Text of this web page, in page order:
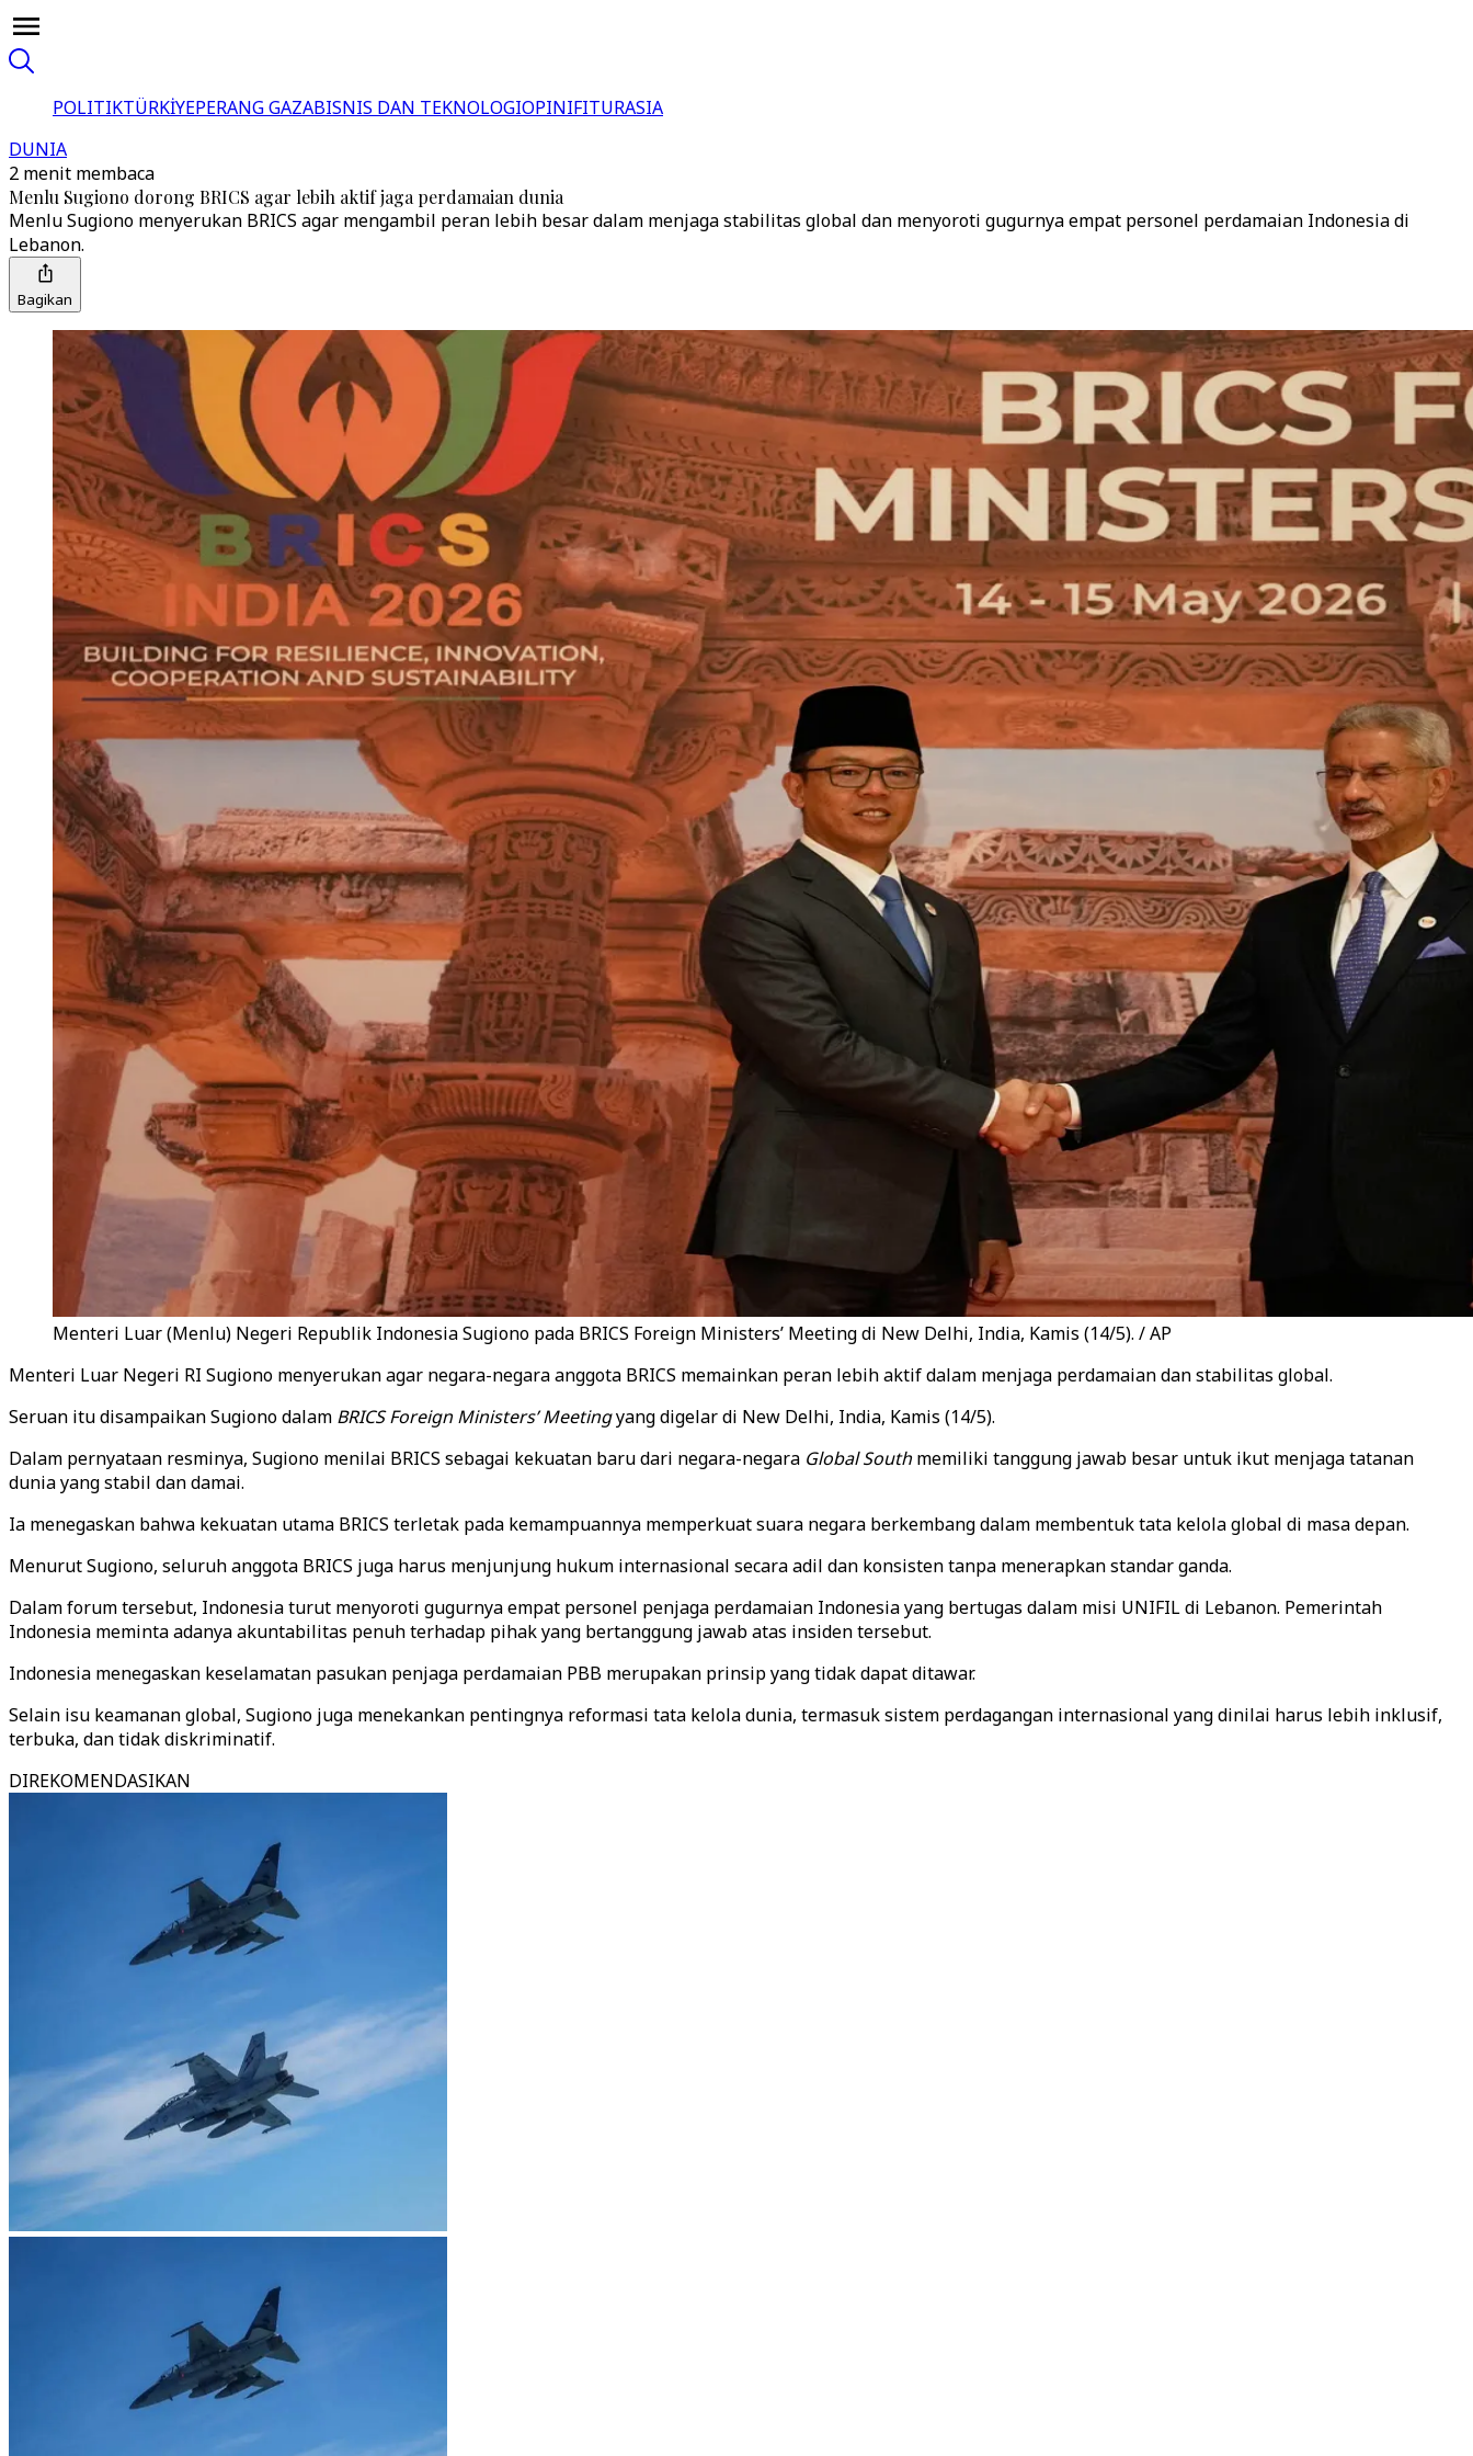
POLITIKTÜRKİYEPERANG GAZABISNIS DAN TEKNOLOGIOPINIFITURASIA
DUNIA
2 menit membaca
Menlu Sugiono dorong BRICS agar lebih aktif jaga perdamaian dunia
Menlu Sugiono menyerukan BRICS agar mengambil peran lebih besar dalam menjaga stabilitas global dan menyoroti gugurnya empat personel perdamaian Indonesia di
Lebanon.
Bagikan
Menteri Luar (Menlu) Negeri Republik Indonesia Sugiono pada BRICS Foreign Ministers’ Meeting di New Delhi, India, Kamis (14/5). / AP
Menteri Luar Negeri RI Sugiono menyerukan agar negara-negara anggota BRICS memainkan peran lebih aktif dalam menjaga perdamaian dan stabilitas global.
Seruan itu disampaikan Sugiono dalam BRICS Foreign Ministers’ Meetingyang digelar di New Delhi, India, Kamis (14/5).
Dalam pernyataan resminya, Sugiono menilai BRICS sebagai kekuatan baru dari negara-negara Global Southmemiliki tanggung jawab besar untuk ikut menjaga tatanan
dunia yang stabil dan damai.
Ia menegaskan bahwa kekuatan utama BRICS terletak pada kemampuannya memperkuat suara negara berkembang dalam membentuk tata kelola global di masa depan.
Menurut Sugiono, seluruh anggota BRICS juga harus menjunjung hukum internasional secara adil dan konsisten tanpa menerapkan standar ganda.
Dalam forum tersebut, Indonesia turut menyoroti gugurnya empat personel penjaga perdamaian Indonesia yang bertugas dalam misi UNIFIL di Lebanon. Pemerintah
Indonesia meminta adanya akuntabilitas penuh terhadap pihak yang bertanggung jawab atas insiden tersebut.
Indonesia menegaskan keselamatan pasukan penjaga perdamaian PBB merupakan prinsip yang tidak dapat ditawar.
Selain isu keamanan global, Sugiono juga menekankan pentingnya reformasi tata kelola dunia, termasuk sistem perdagangan internasional yang dinilai harus lebih inklusif,
terbuka, dan tidak diskriminatif.
DIREKOMENDASIKAN